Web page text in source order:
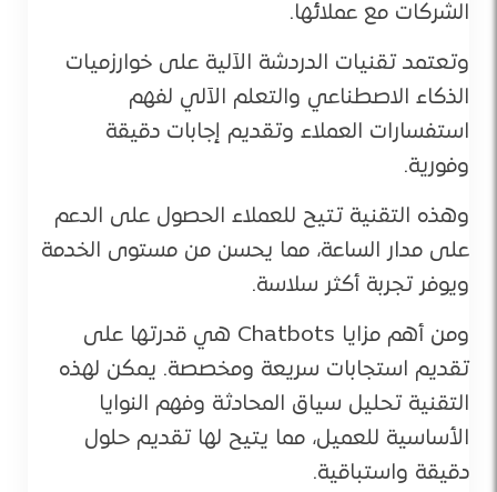
الشركات مع عملائها.
وتعتمد تقنيات الدردشة الآلية على خوارزميات
الذكاء الاصطناعي والتعلم الآلي لفهم
استفسارات العملاء وتقديم إجابات دقيقة
وفورية.
وهذه التقنية تتيح للعملاء الحصول على الدعم
على مدار الساعة، مما يحسن من مستوى الخدمة
ويوفر تجربة أكثر سلاسة.
ومن أهم مزايا Chatbots هي قدرتها على
تقديم استجابات سريعة ومخصصة. يمكن لهذه
التقنية تحليل سياق المحادثة وفهم النوايا
الأساسية للعميل، مما يتيح لها تقديم حلول
دقيقة واستباقية.